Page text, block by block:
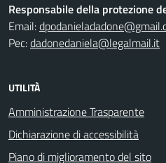
Responsabile della protezione
Email:
Pec:dadonedaniela@legalmail.it
UTILITÀ
Amministrazione Trasparente
Dichiarazione di accessibilità
Piano di miglioramento del sito